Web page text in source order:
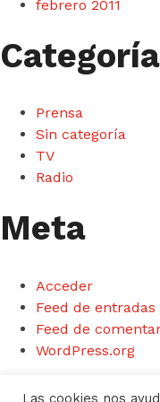
febrero 2011
Prensa
Sin categoría
TV
Radio
Meta
Acceder
Feed de entradas
Feed de
WordPress.org
Las cookies nos